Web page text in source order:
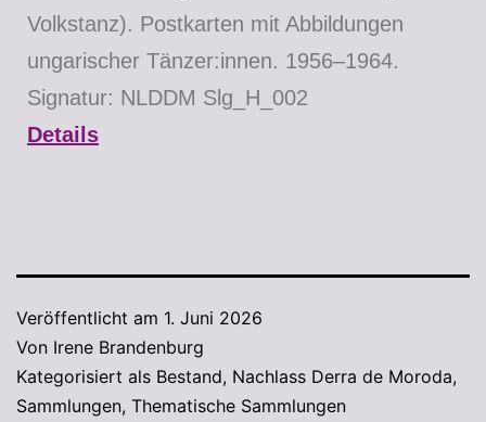
Volkstanz). Postkarten mit Abbildungen
ungarischer Tänzer:innen. 1956–1964.
Signatur: NLDDM Slg_H_002
Details
Veröffentlicht am 1. Juni 2026
Von Irene Brandenburg
Kategorisiert als Bestand, Nachlass Derra de Moroda,
Sammlungen, Thematische Sammlungen